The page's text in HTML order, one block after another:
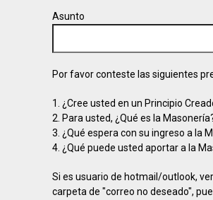
Asunto
Por favor conteste las siguientes
1. ¿Cree usted en un Principio
2. Para usted, ¿Qué es la
3. ¿Qué espera con su ingreso a la
4. ¿Qué puede usted aportar a la
Si es usuario de hotmail/outlook,
carpeta de "correo no deseado",